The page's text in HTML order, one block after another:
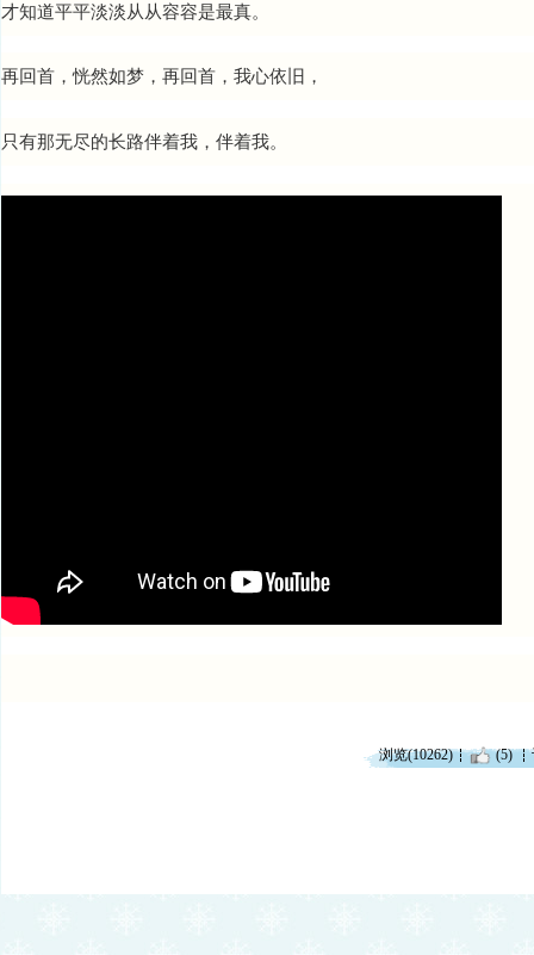
才知道平平淡淡从从容容是最真。
再回首，恍然如梦，再回首，我心依旧，
只有那无尽的长路伴着我，伴着我。
浏览(10262) (5)